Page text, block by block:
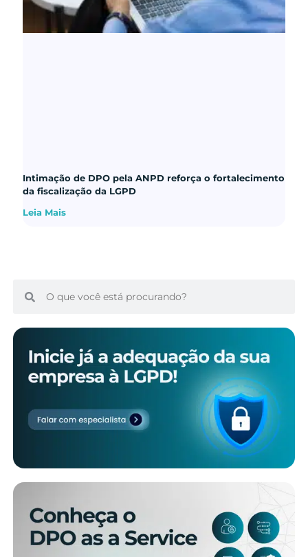
Intimação de DPO pela ANPD reforça o fortalecimento
da fiscalização da LGPD
Leia Mais